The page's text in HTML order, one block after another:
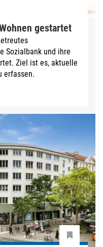
gestartet
Sozialbank und ihre
Ziel ist es, aktuelle
erfassen.